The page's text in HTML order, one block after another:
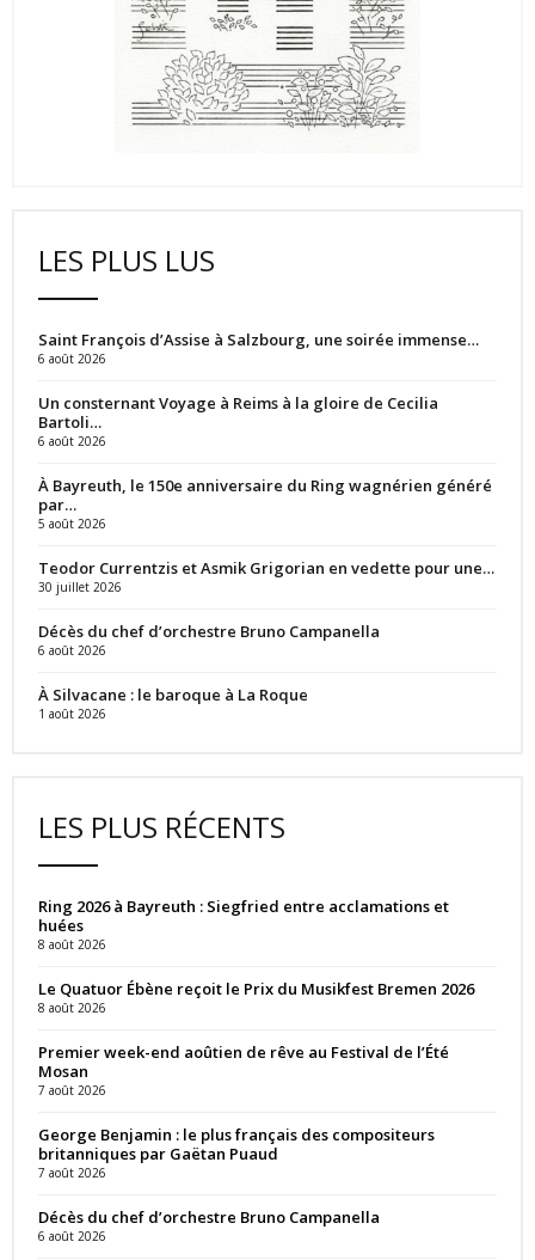
LES PLUS LUS
Saint François d’Assise à Salzbourg, une soirée immense…
6 août 2026
Un consternant Voyage à Reims à la gloire de Cecilia
Bartoli…
6 août 2026
À Bayreuth, le 150e anniversaire du Ring wagnérien généré
par…
5 août 2026
Teodor Currentzis et Asmik Grigorian en vedette pour une…
30 juillet 2026
Décès du chef d’orchestre Bruno Campanella
6 août 2026
À Silvacane : le baroque à La Roque
1 août 2026
LES PLUS RÉCENTS
Ring 2026 à Bayreuth : Siegfried entre acclamations et
huées
8 août 2026
Le Quatuor Ébène reçoit le Prix du Musikfest Bremen 2026
8 août 2026
Premier week-end aoûtien de rêve au Festival de l’Été
Mosan
7 août 2026
George Benjamin : le plus français des compositeurs
britanniques par Gaëtan Puaud
7 août 2026
Décès du chef d’orchestre Bruno Campanella
6 août 2026